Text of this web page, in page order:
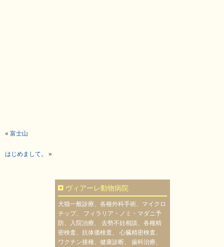
« 富士山
はじめまして。 »
ヴィアーレ動物病院
犬猫一般診療、各種外科手術、マイクロ
チップ、 フィラリア・ノミ・マダニ予
防、入院治療、 去勢不妊相談、各種精
密検査、抗体価検査、 心臓精密検査、
ワクチン接種、健康診断、 歯科治療、